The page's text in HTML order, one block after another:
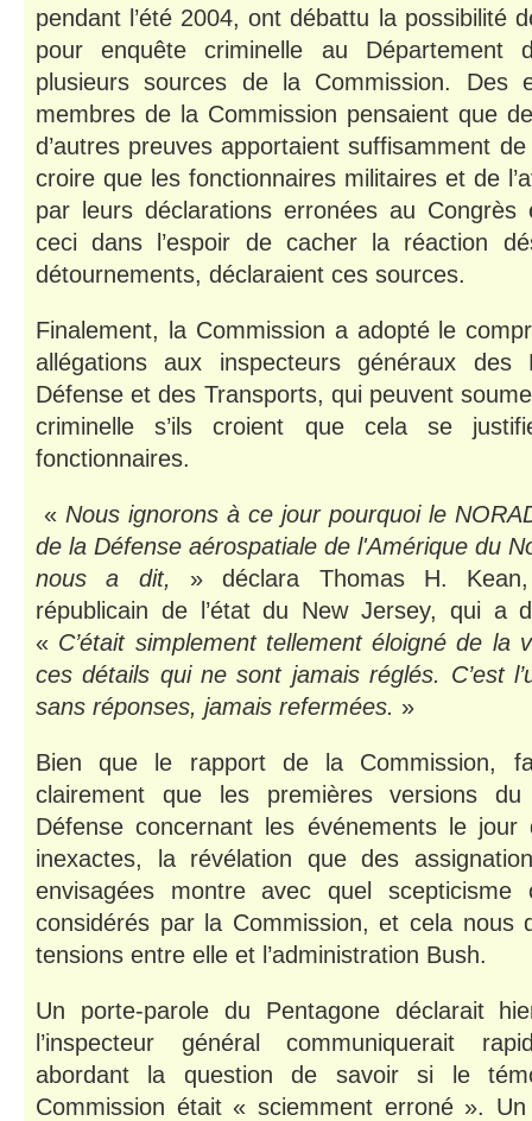
pendant l’été 2004, ont débattu la possibilité
pour enquête criminelle au Département
plusieurs sources de la Commission. Des
membres de la Commission pensaient que
d’autres preuves apportaient suffisamment
croire que les fonctionnaires militaires et de
par leurs déclarations erronées au
ceci dans l’espoir de cacher la réaction
détournements, déclaraient ces sources.
Finalement, la Commission a adopté le
allégations aux inspecteurs généraux des
Défense et des Transports, qui peuvent
criminelle s’ils croient que cela se
fonctionnaires.
« Nous ignorons à ce jour pourquoi le
de la Défense aérospatiale de l'Amérique du
nous a dit, » déclara Thomas H.
républicain de l’état du New Jersey, qui a
« C’était simplement tellement éloigné de la
ces détails qui ne sont jamais réglés. C’est
sans réponses, jamais refermées. »
Bien que le rapport de la Commission,
clairement que les premières versions
Défense concernant les événements le
inexactes, la révélation que des
envisagées montre avec quel scepticisme
considérés par la Commission, et cela nous
tensions entre elle et l’administration Bush.
Un porte-parole du Pentagone déclarait
l’inspecteur général communiquerait
abordant la question de savoir si le
Commission était « sciemment erroné ».